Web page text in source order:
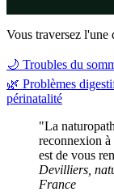
Vous traversez l'une
🌙 Troubles du
🌿 Problèmes
périnatalité
"La
reconnexion
est de vous
Devilliers,
France